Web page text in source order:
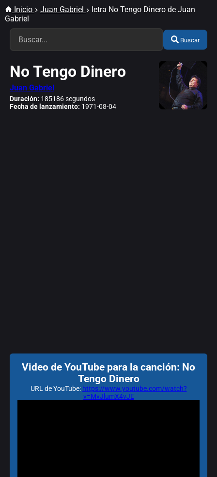
Inicio Juan Gabriel
letra No Tengo Dinero de Juan
Gabriel
Buscar
No Tengo Dinero
Juan Gabriel
Duración: 185186 segundos
Fecha de lanzamiento: 1971-08-04
Video de YouTube para la canción: No
Tengo Dinero
URL de YouTube: https://www.youtube.com/watch?
v=MvJlumX4vJE